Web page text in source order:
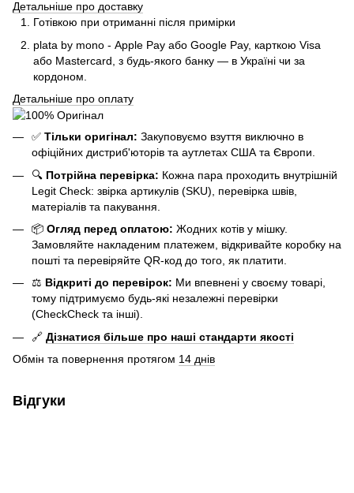
Детальніше про доставку
Готівкою при отриманні після примірки
plata by mono - Apple Pay або Google Pay, карткою Visa
або Mastercard, з будь-якого банку — в Україні чи за
кордоном.
Детальніше про оплату
✅ Тільки оригінал: Закуповуємо взуття виключно в
офіційних дистриб'юторів та аутлетах США та Європи.
🔍 Потрійна перевірка: Кожна пара проходить внутрішній
Legit Check: звірка артикулів (SKU), перевірка швів,
матеріалів та пакування.
📦 Огляд перед оплатою: Жодних котів у мішку.
Замовляйте накладеним платежем, відкривайте коробку на
пошті та перевіряйте QR-код до того, як платити.
⚖️ Відкриті до перевірок: Ми впевнені у своєму товарі,
тому підтримуємо будь-які незалежні перевірки
(CheckCheck та інші).
🔗 Дізнатися більше про наші стандарти якості
Обмін та повернення протягом 14 днів
Відгуки